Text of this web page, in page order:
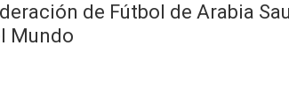
de Fútbol de Arabia
Mundo